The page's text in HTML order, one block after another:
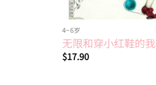
4~6岁
无限和穿小红鞋的我
$17.90